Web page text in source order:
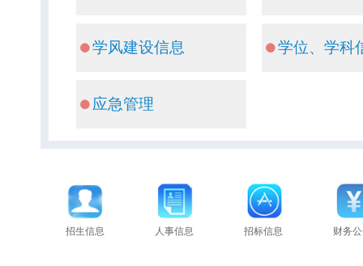
学风建设信息 学位、学科
应急管理
招生信息 人事信息 招标信息 财务